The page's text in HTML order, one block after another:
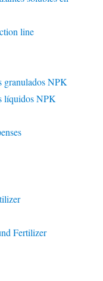
line
granulados NPK
líquidos NPK
Fertilizer